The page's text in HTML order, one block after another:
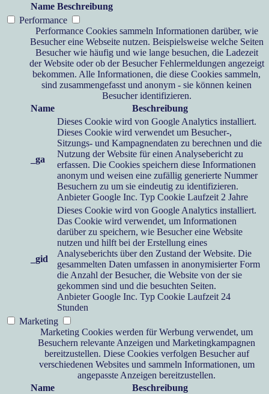
Name Beschreibung
Performance
Performance Cookies sammeln Informationen darüber, wie
Besucher eine Webseite nutzen. Beispielsweise welche Seiten
Besucher wie häufig und wie lange besuchen, die Ladezeit
der Website oder ob der Besucher Fehlermeldungen angezeigt
bekommen. Alle Informationen, die diese Cookies sammeln,
sind zusammengefasst und anonym - sie können keinen
Besucher identifizieren.
Name
Beschreibung
_ga
Dieses Cookie wird von Google Analytics installiert.
Dieses Cookie wird verwendet um Besucher-,
Sitzungs- und Kampagnendaten zu berechnen und die
Nutzung der Website für einen Analysebericht zu
erfassen. Die Cookies speichern diese Informationen
anonym und weisen eine zufällig generierte Nummer
Besuchern zu um sie eindeutig zu identifizieren.
Anbieter Google Inc. Typ Cookie Laufzeit 2 Jahre
_gid
Dieses Cookie wird von Google Analytics installiert.
Das Cookie wird verwendet, um Informationen
darüber zu speichern, wie Besucher eine Website
nutzen und hilft bei der Erstellung eines
Analyseberichts über den Zustand der Website. Die
gesammelten Daten umfassen in anonymisierter Form
die Anzahl der Besucher, die Website von der sie
gekommen sind und die besuchten Seiten.
Anbieter Google Inc. Typ Cookie Laufzeit 24
Stunden
Marketing
Marketing Cookies werden für Werbung verwendet, um
Besuchern relevante Anzeigen und Marketingkampagnen
bereitzustellen. Diese Cookies verfolgen Besucher auf
verschiedenen Websites und sammeln Informationen, um
angepasste Anzeigen bereitzustellen.
Name
Beschreibung